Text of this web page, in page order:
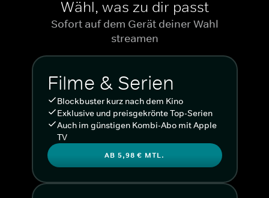
Wähl, was zu dir passt
Sofort auf dem Gerät deiner Wahl
streamen
Filme & Serien
Blockbuster kurz nach dem Kino
Exklusive und preisgekrönte Top-Serien
Auch im günstigen Kombi-Abo mit Apple
TV
AB 5,98 € MTL.